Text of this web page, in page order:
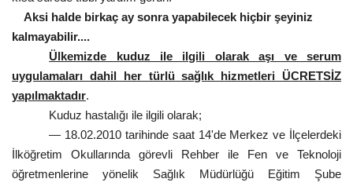
Aksi halde birkaç ay sonra yapabilecek hiçbir şeyiniz
kalmayabilir....
Ülkemizde kuduz ile ilgili olarak aşı ve serum
uygulamaları dahil her türlü sağlık hizmetleri ÜCRETSİZ
yapılmaktadır.
Kuduz hastalığı ile ilgili olarak;
— 18.02.2010 tarihinde saat 14'de Merkez ve İlçelerdeki
İlköğretim Okullarında görevli Rehber ile Fen ve Teknoloji
öğretmenlerine yönelik Sağlık Müdürlüğü Eğitim Şube